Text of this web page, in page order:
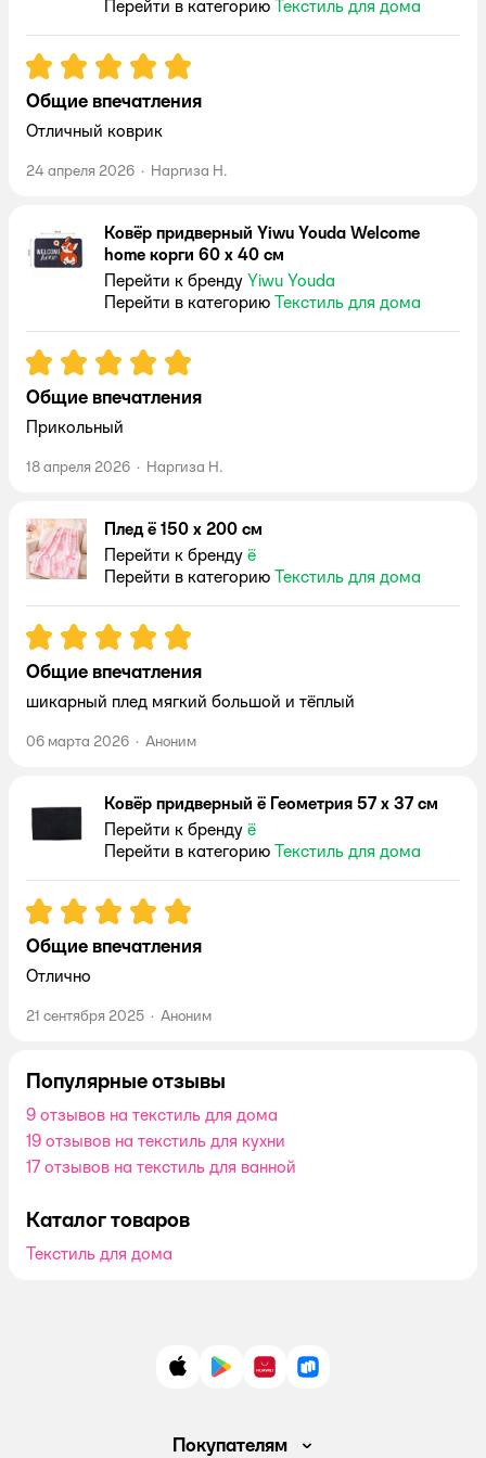
Перейти в категорию Текстиль для дома
Рейтинг:5
Общие впечатления
Отличный коврик
24 апреля 2026 · Наргиза Н.
Ковёр придверный Yiwu Youda Welcome
home корги 60 x 40 см
Перейти к бренду Yiwu Youda
Перейти в категорию Текстиль для дома
Рейтинг:5
Общие впечатления
Прикольный
18 апреля 2026 · Наргиза Н.
Плед ё 150 x 200 см
Перейти к бренду ё
Перейти в категорию Текстиль для дома
Рейтинг:5
Общие впечатления
шикарный плед мягкий большой и тёплый
06 марта 2026 · Аноним
Ковёр придверный ё Геометрия 57 x 37 см
Перейти к бренду ё
Перейти в категорию Текстиль для дома
Рейтинг:5
Общие впечатления
Отлично
21 сентября 2025 · Аноним
Популярные отзывы
9 отзывов на текстиль для дома
19 отзывов на текстиль для кухни
17 отзывов на текстиль для ванной
Каталог товаров
Текстиль для дома
App StoreGoogle Play
AppGallery
RuStore
Покупателям